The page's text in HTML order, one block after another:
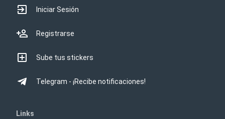
Iniciar Sesión
Registrarse
Sube tus stickers
Telegram - ¡Recibe notificaciones!
Links